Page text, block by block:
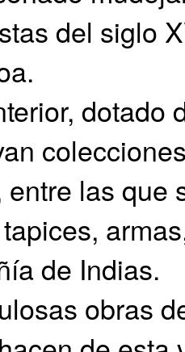
del siglo
dotado
entre las que
de Indias.
obras